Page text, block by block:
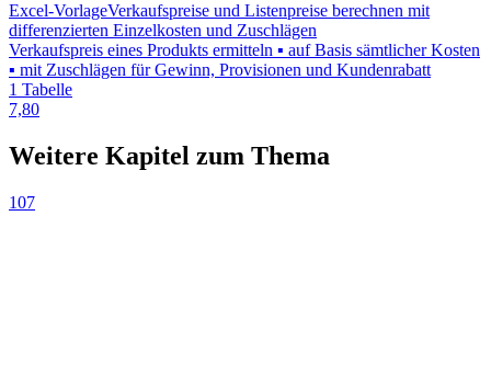
Excel-VorlageVerkaufspreise und Listenpreise berechnen mit
differenzierten Einzelkosten und Zuschlägen
Verkaufspreis eines Produkts ermitteln ▪ auf Basis sämtlicher Kosten
▪ mit Zuschlägen für Gewinn, Provisionen und Kundenrabatt
1 Tabelle
7,80
Weitere Kapitel zum Thema
107